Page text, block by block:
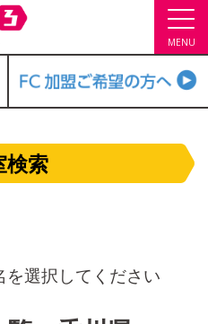
MENU
検索
を選択してください